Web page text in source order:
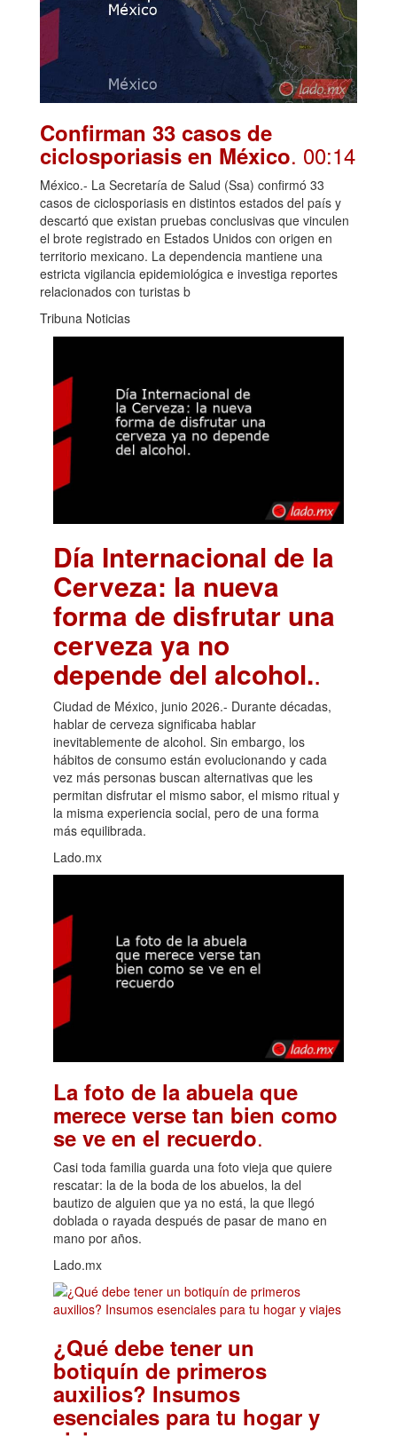
Confirman 33 casos de
ciclosporiasis en México. 00:14
México.- La Secretaría de Salud (Ssa) confirmó 33
casos de ciclosporiasis en distintos estados del país y
descartó que existan pruebas conclusivas que vinculen
el brote registrado en Estados Unidos con origen en
territorio mexicano. La dependencia mantiene una
estricta vigilancia epidemiológica e investiga reportes
relacionados con turistas b
Tribuna Noticias
Día Internacional de la
Cerveza: la nueva
forma de disfrutar una
cerveza ya no
depende del alcohol..
Ciudad de México, junio 2026.- Durante décadas,
hablar de cerveza significaba hablar
inevitablemente de alcohol. Sin embargo, los
hábitos de consumo están evolucionando y cada
vez más personas buscan alternativas que les
permitan disfrutar el mismo sabor, el mismo ritual y
la misma experiencia social, pero de una forma
más equilibrada.
Lado.mx
La foto de la abuela que
merece verse tan bien como
se ve en el recuerdo.
Casi toda familia guarda una foto vieja que quiere
rescatar: la de la boda de los abuelos, la del
bautizo de alguien que ya no está, la que llegó
doblada o rayada después de pasar de mano en
mano por años.
Lado.mx
¿Qué debe tener un
botiquín de primeros
auxilios? Insumos
esenciales para tu hogar y